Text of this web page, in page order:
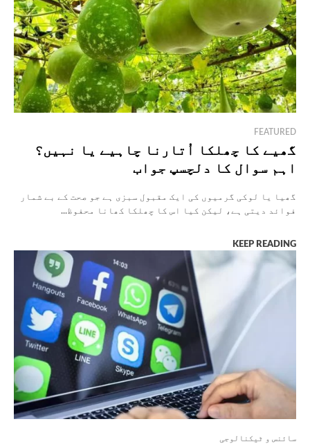
FEATURED
گھیے کا چھلکا اُتارنا چاہیے یا نہیں؟
اہم سوال کا دلچسپ جواب
گھیا یا لوکی گرمیوں کی ایک مقبول سبزی ہے جو صحت کے بے شمار
فوائد دیتی ہے، لیکن کیا اس کا چھلکا کھانا محفوظ...
KEEP READING
سائنس و ٹیکنالوجی